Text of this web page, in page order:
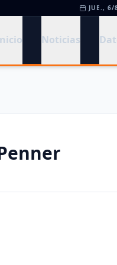
78 del legado de Savio •
JUE., 6/
Noticias